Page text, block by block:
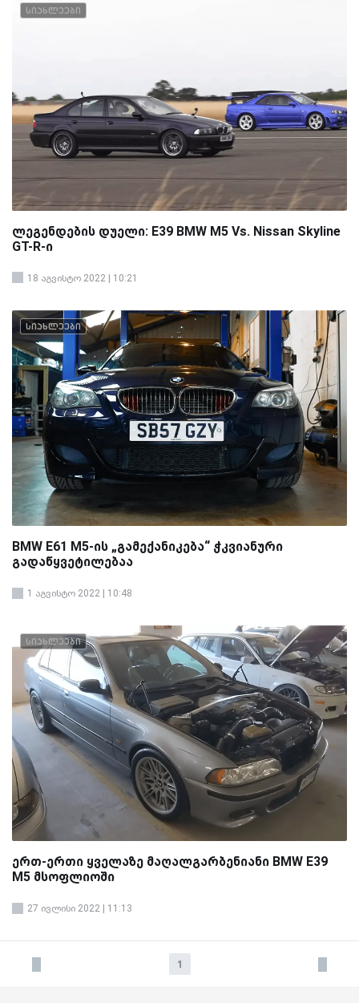
სიახლეები
ლეგენდების დუელი: E39 BMW M5 Vs. Nissan Skyline
GT-R-ი
18 აგვისტო 2022 | 10:21
სიახლეები
BMW E61 M5-ის „გამექანიკება“ ჭკვიანური
გადაწყვეტილებაა
1 აგვისტო 2022 | 10:48
სიახლეები
ერთ-ერთი ყველაზე მაღალგარბენიანი BMW E39
M5 მსოფლიოში
27 ივლისი 2022 | 11:13
1